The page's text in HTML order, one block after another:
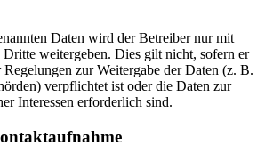
Daten wird der Betreiber nur mit
weitergeben. Dies gilt nicht, sofern er
zur Weitergabe der Daten (z. B.
verpflichtet ist oder die Daten zur
Interessen erforderlich sind.